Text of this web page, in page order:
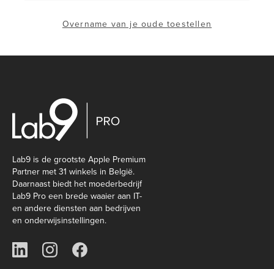
Overname van je oude toestellen
Lab9 is de grootste Apple Premium
Partner met 31 winkels in België.
Daarnaast biedt het moederbedrijf
Lab9 Pro een brede waaier aan IT-
en andere diensten aan bedrijven
en onderwijsinstellingen.